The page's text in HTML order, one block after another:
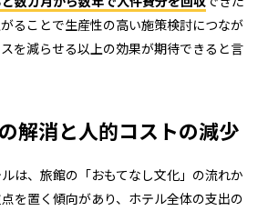
ることで生産性の高い施策検討につなが
を減らせる以上の効果が期待できると言
解消と人的コストの減少
は、旅館の「おもてなし文化」の流れか
を置く傾向があり、ホテル全体の支出の